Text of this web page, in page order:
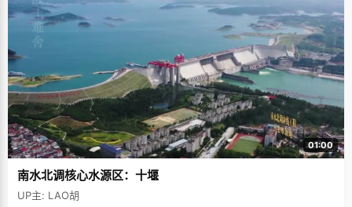
01:00
南水北调核心水源区：十堰
UP主: LAO胡